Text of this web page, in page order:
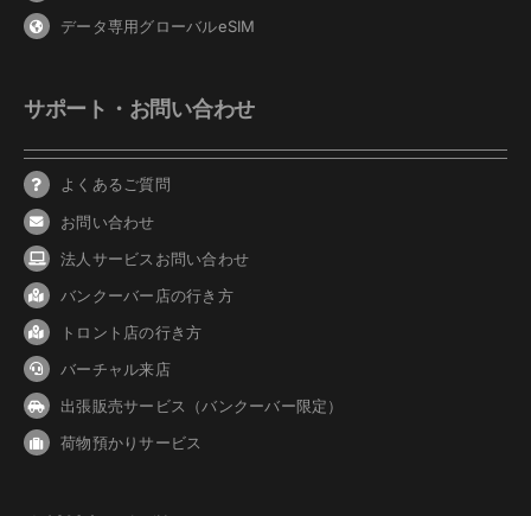
データ専用グローバルeSIM
サポート・お問い合わせ
よくあるご質問
お問い合わせ
法人サービスお問い合わせ
バンクーバー 店の行き方
トロント店の行き方
バーチャル来店
出張販売サービス（バンクーバー限定）
荷物預かりサービス